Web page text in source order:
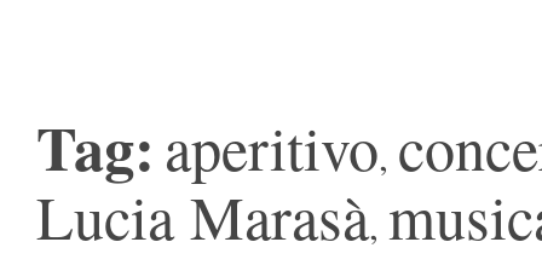
Tag: aperitivo,
Lucia Marasà,